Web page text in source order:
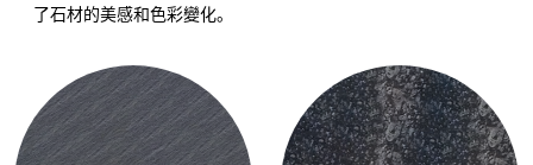
了石材的美感和色彩變化。